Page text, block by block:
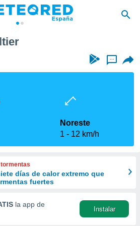
...
Noreste
1
12 km/h
días de calor extremo que
fuertes
la app de
Instalar